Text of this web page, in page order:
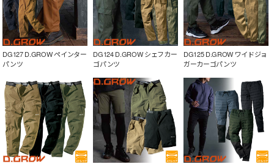
DG127 D.GROW ペインター
パンツ
DG124 D.GROW シェフカー
ゴパンツ
DG125 D.GROW ワイドジョ
ガーカーゴパンツ